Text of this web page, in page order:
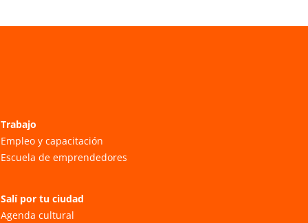
Trabajo
Empleo y capacitación
Escuela de emprendedores
Salí por tu ciudad
Agenda cultural